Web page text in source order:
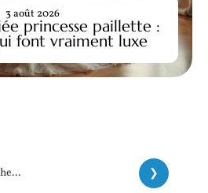
princesse paillette :
font vraiment luxe
3 août 2026